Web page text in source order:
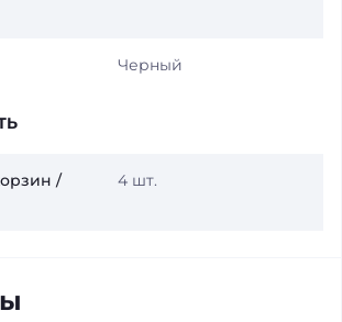
Черный
/
4 шт.